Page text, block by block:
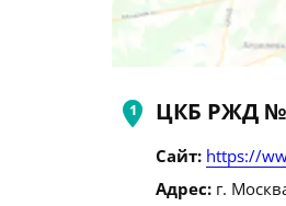
ЦКБ РЖД
Сайт: https://
Адрес: г.